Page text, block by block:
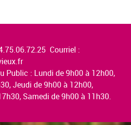
Courriel :
Public : Lundi de 9h00 à 12h00,
Jeudi de 9h00 à 12h00,
Samedi de 9h00 à 11h30.